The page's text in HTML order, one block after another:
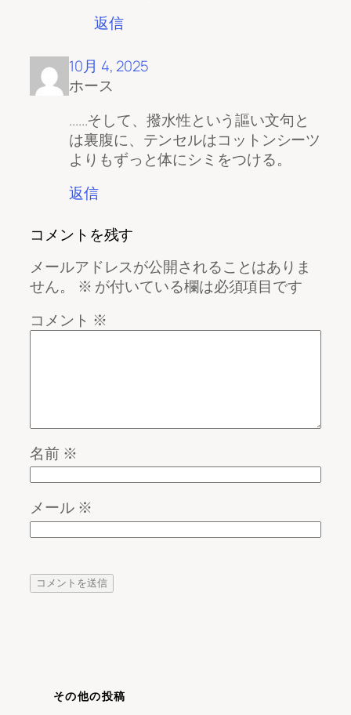
返信
10月 4, 2025
ホース
......そして、撥水性という謳い文句と
は裏腹に、テンセルはコットンシーツ
よりもずっと体にシミをつける。
返信
コメントを残す
メールアドレスが公開されることはありま
せん。
※ が付いている欄は必須項目です
コメント ※
名前 ※
メール ※
その他の投稿